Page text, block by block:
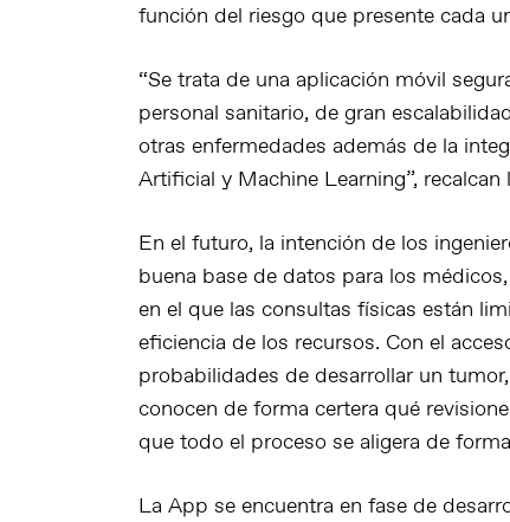
función del riesgo que presente cada
“Se trata de una aplicación móvil
personal sanitario, de gran
otras enfermedades además de la
Artificial y Machine Learning”,
En el futuro, la intención de los
buena base de datos para los
en el que las consultas físicas están
eficiencia de los recursos. Con el
probabilidades de desarrollar un
conocen de forma certera qué
que todo el proceso se aligera de
La App se encuentra en fase de